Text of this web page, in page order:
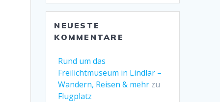
NEUESTE
KOMMENTARE
Rund um das
Freilichtmuseum in Lindlar –
Wandern, Reisen & mehr zu
Flugplatz